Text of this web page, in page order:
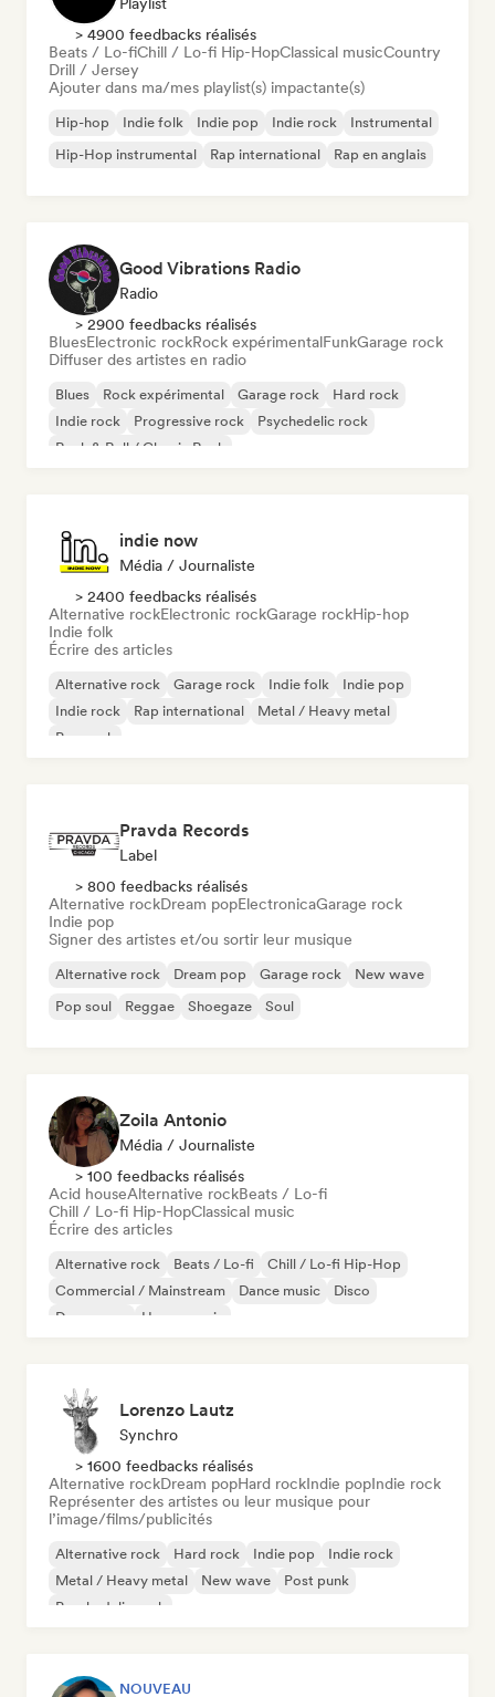
> 4900 feedbacks réalisés
Beats / Lo-fiChill / Lo-fi Hip-HopClassical musicCountry
Drill / Jersey
Ajouter dans ma/mes playlist(s) impactante(s)
Hip-hop Indie folk Indie pop Indie rock
Instrumental
Hip-Hop instrumental
Rap international Rap en anglais
Good Vibrations Radio
Radio
> 2900 feedbacks réalisés
BluesElectronic rockRock expérimentalFunkGarage rock
Diffuser des artistes en radio
Blues Rock expérimental Garage rock
Hard rock
Indie rock
Progressive rock
Psychedelic rock
Rock & Roll / Classic Rock
indie now
Média / Journaliste
> 2400 feedbacks réalisés
Alternative rockElectronic rockGarage rockHip-hop
Indie folk
Écrire des articles
Alternative rock Garage rock Indie folk
Indie pop
Indie rock
Rap international
Metal / Heavy metal
Pop rock
Pravda Records
Label
> 800 feedbacks réalisés
Alternative rockDream popElectronicaGarage rock
Indie pop
Signer des artistes et/ou sortir leur musique
Alternative rock Dream pop Garage rock
New wave
Pop soul
Reggae Shoegaze Soul
Zoila Antonio
Média / Journaliste
> 100 feedbacks réalisés
Acid houseAlternative rockBeats / Lo-fi
Chill / Lo-fi Hip-HopClassical music
Écrire des articles
Alternative rock Beats / Lo-fi
Chill / Lo-fi Hip-Hop
Commercial / Mainstream
Dance music
Disco
Dream pop
House music
Lorenzo Lautz
Synchro
> 1600 feedbacks réalisés
Alternative rockDream popHard rockIndie popIndie rock
Représenter des artistes ou leur musique pour
l’image/films/publicités
Alternative rock Hard rock Indie pop
Indie rock
Metal / Heavy metal
New wave
Post punk
Psychedelic rock
NOUVEAU